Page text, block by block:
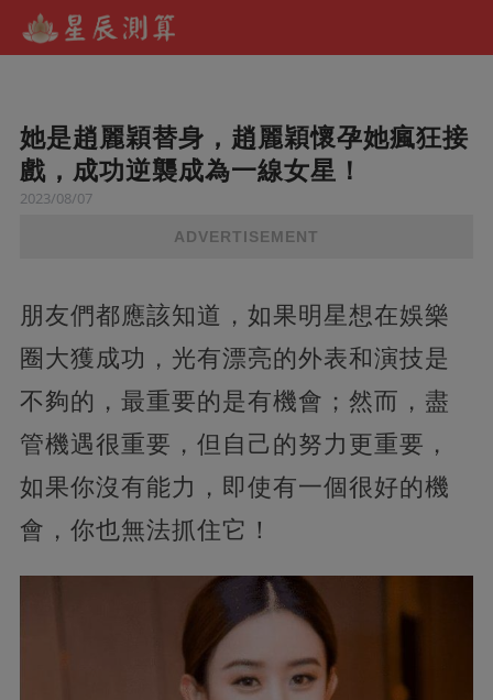
她是趙麗穎替身，趙麗穎懷孕她瘋狂接
戲，成功逆襲成為一線女星！
2023/08/07
ADVERTISEMENT
朋友們都應該知道，如果明星想在娛樂
圈大獲成功，光有漂亮的外表和演技是
不夠的，最重要的是有機會；然而，盡
管機遇很重要，但自己的努力更重要，
如果你沒有能力，即使有一個很好的機
會，你也無法抓住它！